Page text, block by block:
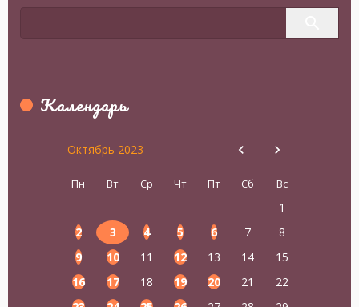
Календарь
Октябрь 2023
Пн Вт Ср Чт Пт Сб Вс
1
2
3 4 5 6 7
8
9
10 11 12 13 14
15
16
17 18 19 20 21
22